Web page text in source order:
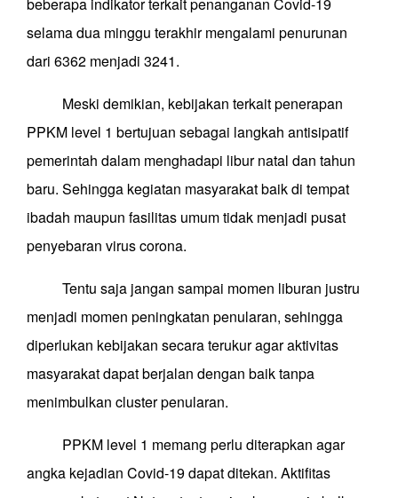
beberapa indikator terkait penanganan Covid-19
selama dua minggu terakhir mengalami penurunan
dari 6362 menjadi 3241.
Meski demikian, kebijakan terkait penerapan
PPKM level 1 bertujuan sebagai langkah antisipatif
pemerintah dalam menghadapi libur natal dan tahun
baru. Sehingga kegiatan masyarakat baik di tempat
ibadah maupun fasilitas umum tidak menjadi pusat
penyebaran virus corona.
Tentu saja jangan sampai momen liburan justru
menjadi momen peningkatan penularan, sehingga
diperlukan kebijakan secara terukur agar aktivitas
masyarakat dapat berjalan dengan baik tanpa
menimbulkan cluster penularan.
PPKM level 1 memang perlu diterapkan agar
angka kejadian Covid-19 dapat ditekan. Aktifitas